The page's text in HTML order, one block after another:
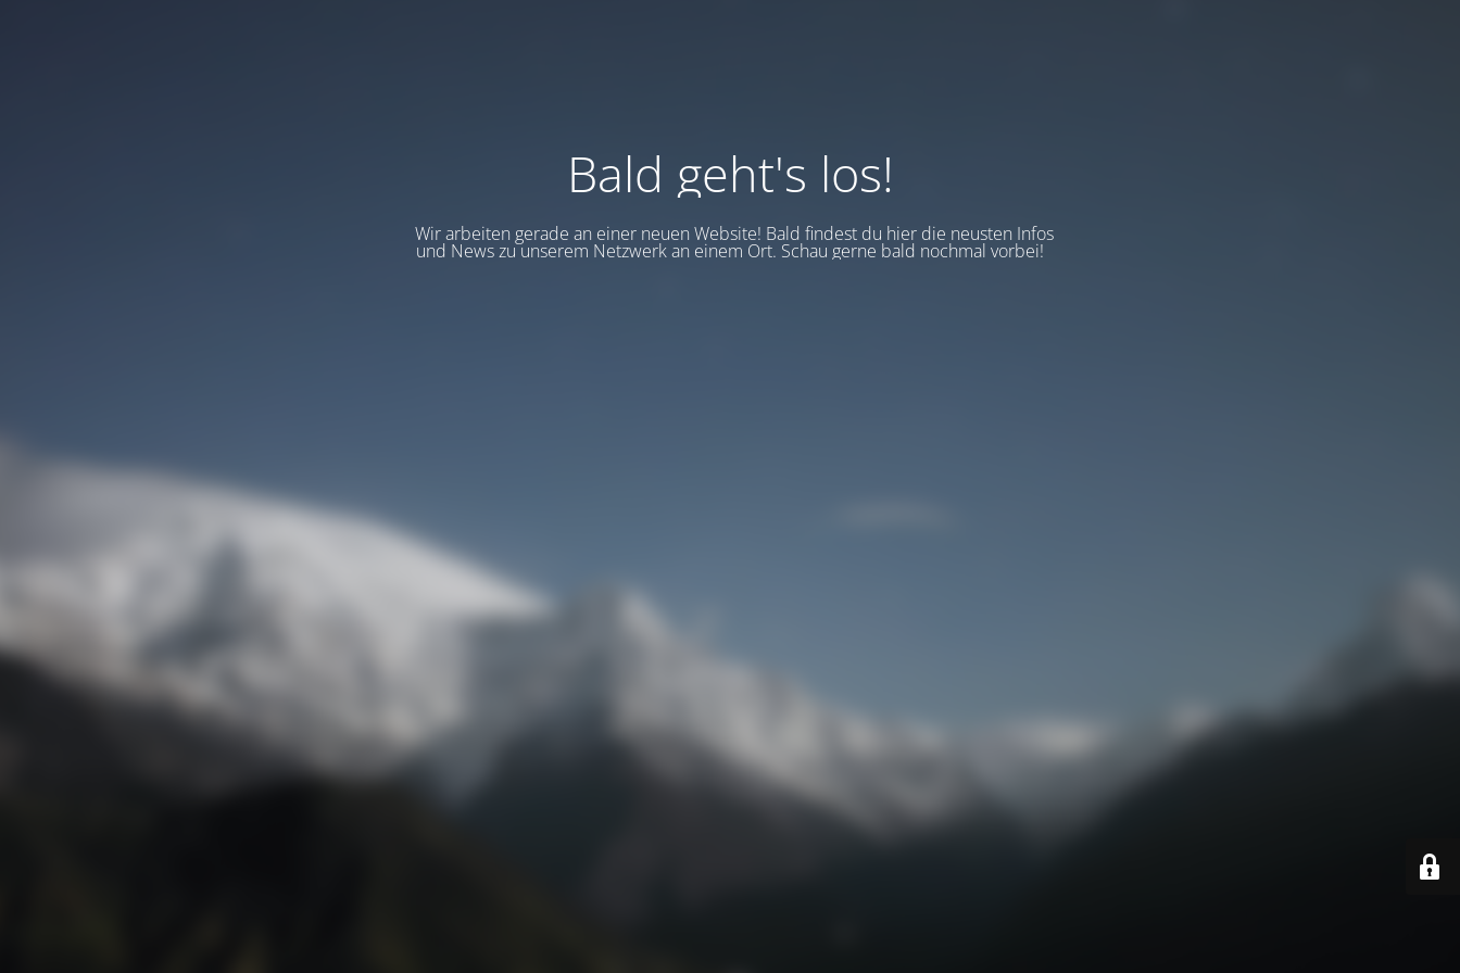
Bald geht's los!
Wir arbeiten gerade an einer neuen Website! Bald findest du hier die neusten Infos
und News zu unserem Netzwerk an einem Ort. Schau gerne bald nochmal vorbei!